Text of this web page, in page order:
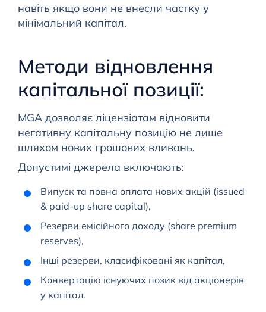
навіть якщо вони не внесли частку у
мінімальний капітал.
Методи відновлення
капітальної позиції:
MGA дозволяє ліцензіатам відновити
негативну капітальну позицію не лише
шляхом нових грошових вливань.
Допустимі джерела включають:
Випуск та повна оплата нових акцій (issued
& paid-up share capital),
Резерви емісійного доходу (share premium
reserves),
Інші резерви, класифіковані як капітал,
Конвертацію існуючих позик від акціонерів
у капітал.